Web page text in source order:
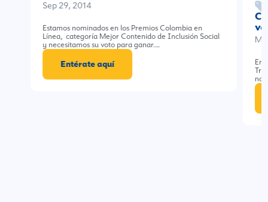
Sep 29, 2014
Estamos nominados en los Premios Colombia en
Línea, categoría Mejor Contenido de Inclusión Social
y necesitamos su voto para ganar.…
Entérate aquí
En
no